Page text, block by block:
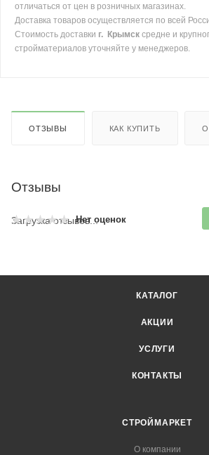
отличаться от цен в розничных магазинах.
Доставка товаров осуществляется по всей
Стоимость доставки г. Крымск средне и
стройматериалов уточняйте у менеджеров.
ОТЗЫВЫ КАК КУПИТЬ
Отзывы
Нет оценок
Загрузка отзывов...
КАТАЛОГ
АКЦИИ
УСЛУГИ
КОНТАКТЫ
СТРОЙМАРКЕТ
О компании